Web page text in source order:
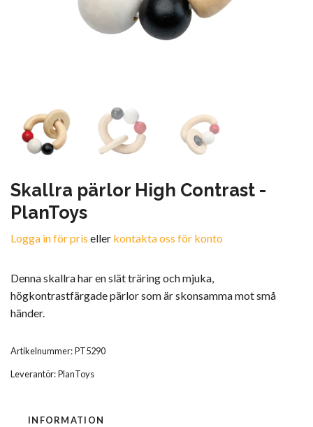
Skallra pärlor High Contrast -
PlanToys
Logga in för pris eller kontakta oss för konto
Denna skallra har en slät träring och mjuka,
högkontrastfärgade pärlor som är skonsamma mot små
händer.
Artikelnummer:PT5290
Leverantör:PlanToys
INFORMATION